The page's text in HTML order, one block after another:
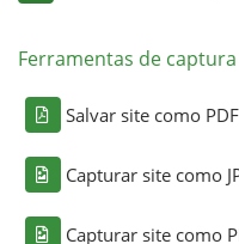
Ferramentas de
Salvar site como PDF
Capturar site como
Capturar site como